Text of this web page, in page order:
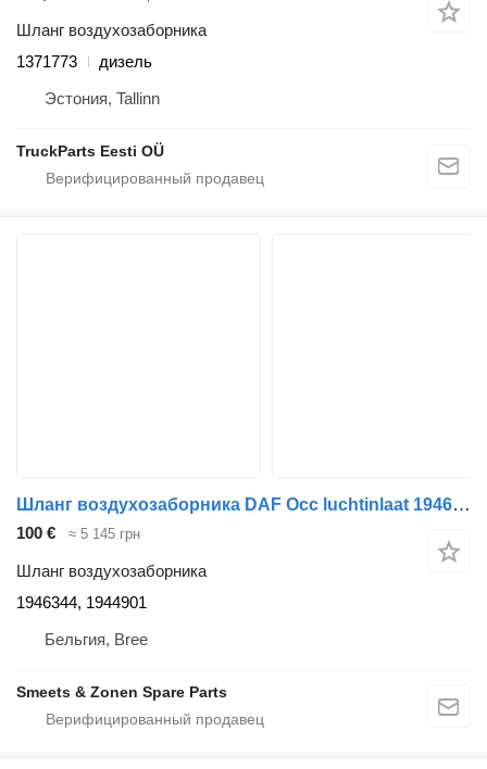
Шланг воздухозаборника
1371773
дизель
Эстония, Tallinn
TruckParts Eesti OÜ
Шланг воздухозаборника DAF Occ luchtinlaat 1946344, 1944901 для грузовика
100 € ≈ 5 145 грн
Шланг воздухозаборника
1946344, 1944901
Бельгия, Bree
Smeets & Zonen Spare Parts